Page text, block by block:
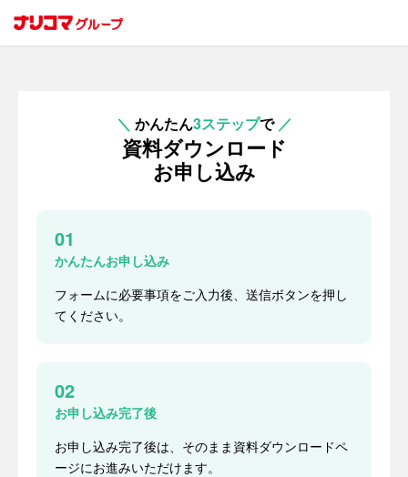
＼ かんたん3ステップで ／
資料ダウンロード
お申し込み
01
かんたんお申し込み
フォームに必要事項をご入力後、送信ボタンを押し
てください。
02
お申し込み完了後
お申し込み完了後は、そのまま資料ダウンロードペ
ージにお進みいただけます。